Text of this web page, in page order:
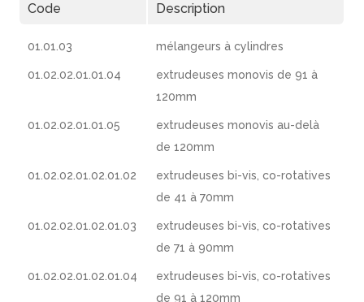
Code Description
01.01.03 mélangeurs à cylindres
01.02.02.01.01.04
extrudeuses monovis de 91 à
120mm
01.02.02.01.01.05
extrudeuses monovis au-delà
de 120mm
01.02.02.01.02.01.02
extrudeuses bi-vis, co-rotatives
de 41 à 70mm
01.02.02.01.02.01.03
extrudeuses bi-vis, co-rotatives
de 71 à 90mm
01.02.02.01.02.01.04
extrudeuses bi-vis, co-rotatives
de 91 à 120mm